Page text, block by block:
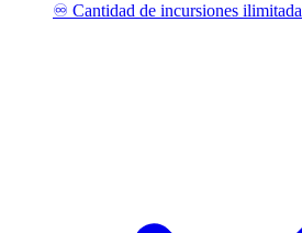
♾️ Cantidad de incursiones ilimitada